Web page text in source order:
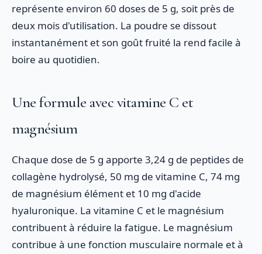
représente environ 60 doses de 5 g, soit près de
deux mois d'utilisation. La poudre se dissout
instantanément et son goût fruité la rend facile à
boire au quotidien.
Une formule avec vitamine C et
magnésium
Chaque dose de 5 g apporte 3,24 g de peptides de
collagène hydrolysé, 50 mg de vitamine C, 74 mg
de magnésium élément et 10 mg d'acide
hyaluronique. La vitamine C et le magnésium
contribuent à réduire la fatigue. Le magnésium
contribue à une fonction musculaire normale et à